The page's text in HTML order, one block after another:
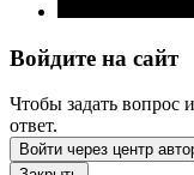
Войдите на сайт
Чтобы задать вопрос
ответ.
Войти через центр